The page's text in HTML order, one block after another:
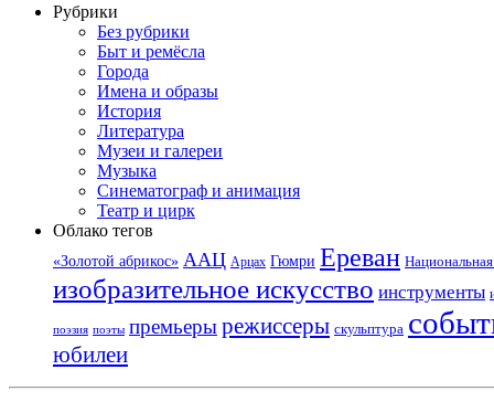
Рубрики
Без рубрики
Быт и ремёсла
Города
Имена и образы
История
Литература
Музеи и галереи
Музыка
Синематограф и анимация
Театр и цирк
Облако тегов
«Золотой абрикос» ААЦ Арцах Гюмри Ереван Национальная
изобразительное искусство инструменты
поэзия поэты премьерырежиссеры скульптура
юбилеи